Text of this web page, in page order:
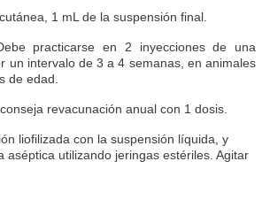
1 mL de la suspensión final.
practicarse en 2 inyecciones de una
un intervalo de 3 a 4 semanas, en animales
de edad.
revacunación anual con 1 dosis.
liofilizada con la suspensión líquida, y
aséptica utilizando jeringas estériles. Agitar